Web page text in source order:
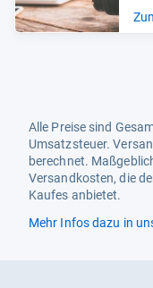
Alle Preise sind
Umsatzsteuer.
berechnet.
Versandkosten, die
Kaufes anbietet.
Mehr Infos dazu in